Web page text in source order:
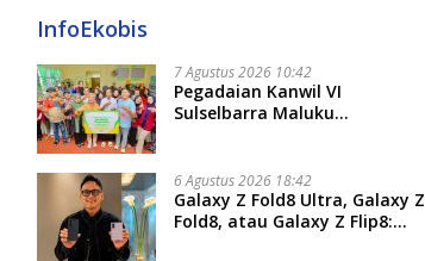
InfoEkobis
7 Agustus 2026 10:42
Pegadaian Kanwil VI
Sulselbarra Maluku
Masyarakat
6 Agustus 2026 18:42
Galaxy Z Fold8 Ultra, Galaxy Z
Fold8, atau Galaxy Z Flip8: